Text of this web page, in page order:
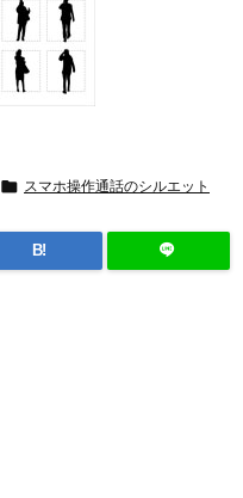
 スマホ操作通話のシルエット
B!